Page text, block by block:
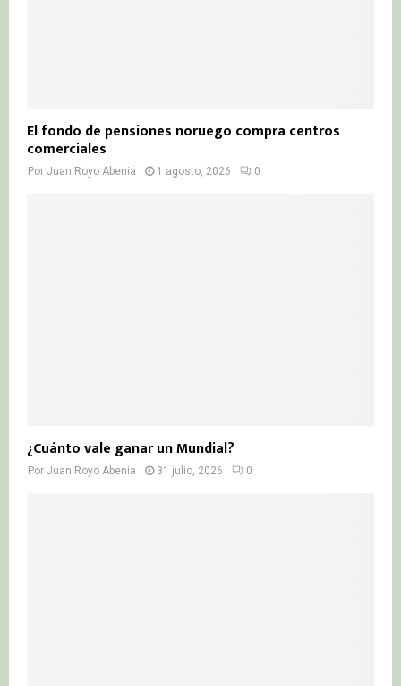
El fondo de pensiones noruego compra centros
comerciales
Por Juan Royo Abenia 1 agosto, 2026 0
¿Cuánto vale ganar un Mundial?
Por Juan Royo Abenia 31 julio, 2026 0